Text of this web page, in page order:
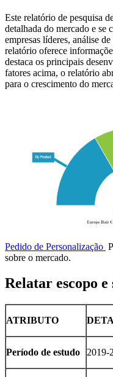
Este relatório de pesquisa
detalhada do mercado e se
empresas líderes, análise
relatório oferece
destaca os principais
fatores acima, o relatório
para o crescimento do
Pedido de Personalização
sobre o mercado.
Relatar escopo e
ATRIBUTO
Período de estudo 2019-